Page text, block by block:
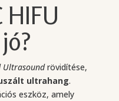
HIFU
Ultrasoundrövidítése,
ultrahang.
eszköz, amely